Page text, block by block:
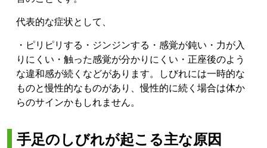
代表的な症状として、
・ピリピリする ・ジンジンする ・感覚が鈍い ・力が入
りにくい ・触った感覚が分かりにくい ・正座後のよう
な違和感が続く などがあります。
しびれには一時的な
ものと慢性的なものがあり、慢性的に続く場合は体か
らのサインかもしれません。
手足のしびれが起こる主な原因